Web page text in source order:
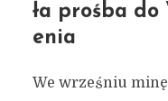
ła prośba do
enia
We wrześniu